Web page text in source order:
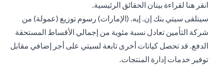
انقر هنا لقراءة بينان الحقائق الرئيسية.
سيتلقى سيتي بنك إن. إيه. (الإمارات) رسوم توزيع (عمولة) من
شركة التأمين تعادل نسبة مئوية من إجمالي الأقساط المستحقة
الدفع. قد تحصل كيانات أخرى تابعة لسيتي على أجر إضافي مقابل
توفير خدمات إدارة المنتجات.